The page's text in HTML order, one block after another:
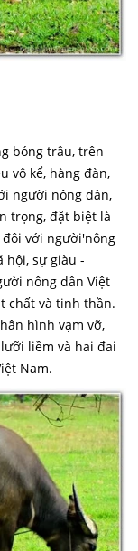
bóng trâu, trên
vô kể, hàng đàn,
người nông dân,
trọng, đặt biệt là
với người'nông
hội, sự giàu -
nông dân Việt
chất và tinh thần.
hình vạm vỡ,
liềm và hai đai
Nam.